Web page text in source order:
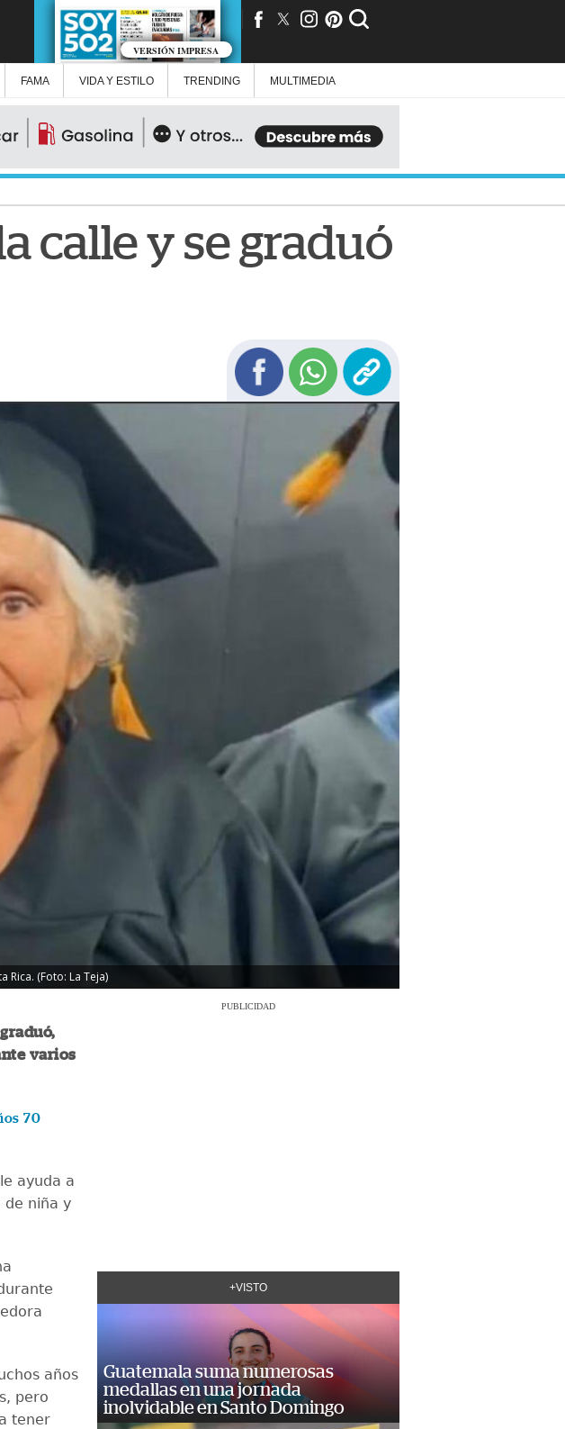
VERSIÓN IMPRESA
FAMA VIDA Y ESTILO TRENDING MULTIMEDIA
calle y se graduó
Rica. (Foto: La Teja)
varios
70
ayuda a
de niña y
años
pero
tener
PUBLICIDAD
+VISTO
Guatemala suma numerosas
medallas en una jornada
inolvidable en Santo Domingo